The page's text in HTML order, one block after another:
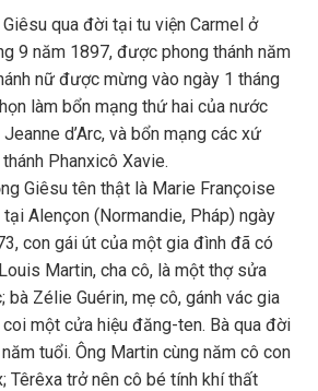
qua đời tại tu viện Carmel ở
9 năm 1897, được phong thánh năm
nữ được mừng vào ngày 1 tháng
làm bổn mạng thứ hai của nước
d’Arc, và bổn mạng các xứ
Phanxicô Xavie.
Giêsu tên thật là Marie Françoise
Alençon (Normandie, Pháp) ngày
con gái út của một gia đình đã có
Martin, cha cô, là một thợ sửa
bà Zélie Guérin, mẹ cô, gánh vác gia
một cửa hiệu đăng-ten. Bà qua đời
tuổi. Ông Martin cùng năm cô con
Têrêxa trở nên cô bé tính khí thất